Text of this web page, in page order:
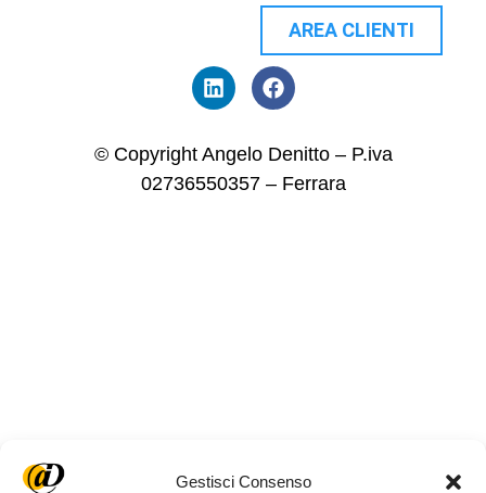
Gestisci Consenso
AREA CLIENTI
© Copyright Angelo Denitto – P.iva
02736550357 – Ferrara